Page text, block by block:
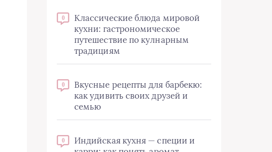
0
Классические блюда мировой
кухни: гастрономическое
путешествие по кулнарным
традициям
0
Вкусные рецепты для барбекю:
как удивить своих друзей и
семью
0
Индийская кухня — специи и